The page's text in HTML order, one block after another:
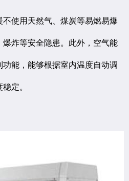
使用天然气、煤炭等易燃易爆
炸等安全隐患。此外，空气能
能，能够根据室内温度自动调
定。